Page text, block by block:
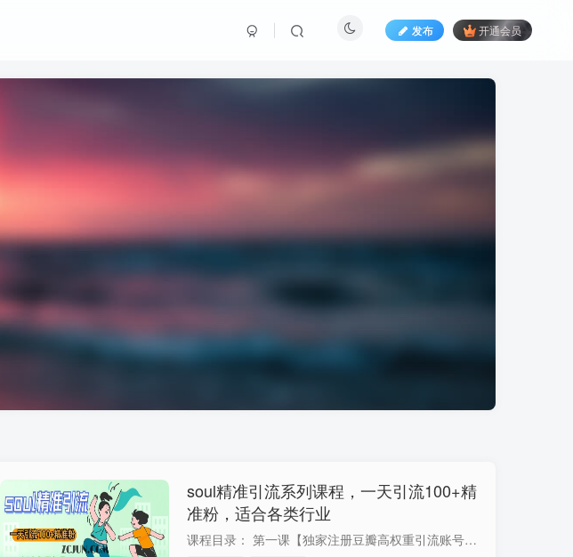
发布 开通会员
soul精准引流系列课程，一天引流100+精
准粉，适合各类行业
课程目录： 第一课【独家注册豆瓣高权重引流账号】.mp4 第一课：教你养出soul高权重新号.mp4 第二课：如何通过关键词裂变进行引流.mp4 第三课：在soul发布什么样的文案可以引流？.mp4 第四课：...